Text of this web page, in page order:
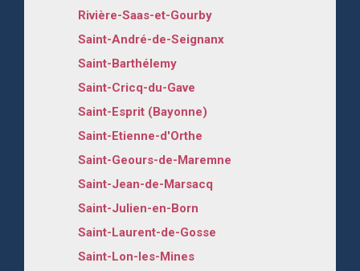
Rivière-Saas-et-Gourby
Saint-André-de-Seignanx
Saint-Barthélemy
Saint-Cricq-du-Gave
Saint-Esprit (Bayonne)
Saint-Etienne-d'Orthe
Saint-Geours-de-Maremne
Saint-Jean-de-Marsacq
Saint-Julien-en-Born
Saint-Laurent-de-Gosse
Saint-Lon-les-Mines